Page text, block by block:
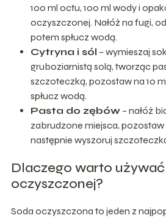
100 ml octu, 100 ml wody i
oczyszczonej. Nałóż na fugi,
potem spłucz wodą.
Cytryna i sól – wymieszaj
gruboziarnistą solą, tworząc
szczoteczką, pozostaw na 10
spłucz wodą.
Pasta do zębów– nałóż
zabrudzone miejsca, pozostaw
następnie wyszoruj
Dlaczego warto
oczyszczonej?
Soda oczyszczona to jeden z